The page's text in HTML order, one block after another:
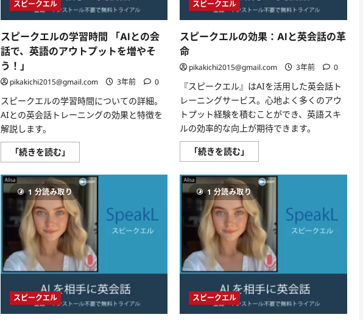
上
達
さ
せ
よ
う！
に
て
ら
に
読
代
の
英
会
話
を。
に
つ
い
て
さ
ら
に
読
む
スピークエル
スピークエルの学習時間 「AIとの会
話で、英語のアウトプットを増やそ
う！」
pikakichi2015@gmail.com 3年前 0
スピークエルの学習時間についての詳細。
AIとの英会話トレーニングの効果と特徴を
解説します。
「続きを読む」
ピ
ク
エ
ル
の
学
習
時
間
「AI
と
の
会
で、
英
語
の
スピークエル
スピークエルの効果：AIと英会話の革
命
pikakichi2015@gmail.com 3年前 0
『スピークエル』はAIを活用した英会話ト
レーニングサービス。心地よく多くのアウ
トプット経験を積むことができ、英語スキ
ルの効率的な向上が期待できます。
「続きを読む」
ピ
ク
エ
ル
の
効
果：
AI
と
会
話
の
命
に
つ
い
1 分読み取り
スピークエル
1 分読み取り
スピークエル